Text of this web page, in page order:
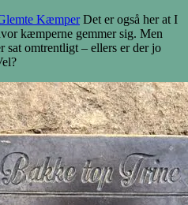
KæmperDet er også her at I
kæmperne gemmer sig. Men
omtrentligt – ellers er der jo